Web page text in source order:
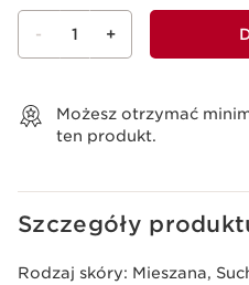
- 1 +
Możesz otrzymać
ten produkt.
Szczegóły
Rodzaj skóry: Mieszana,